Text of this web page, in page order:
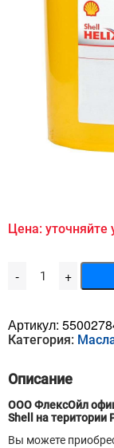
Цена:
- Количество
товара
S4
Shell
ATF
A246
+
Артикул:
Категория:
Описание
ООО ФлексОйл
Shell на територии
Вы можете